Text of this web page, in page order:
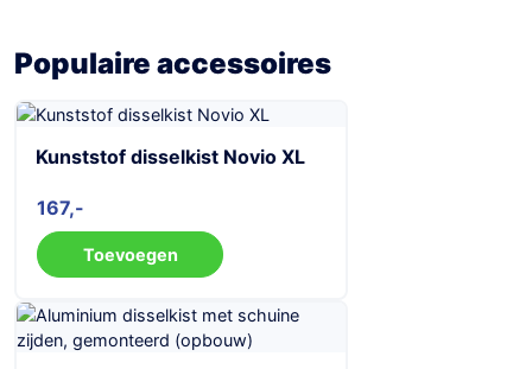
Populaire accessoires
Kunststof disselkist Novio XL
167
Toevoegen